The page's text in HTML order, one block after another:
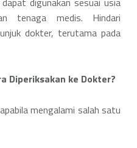
tenaga medis. Hindari
dokter, terutama pada
Diperiksakan ke Dokter?
mengalami salah satu